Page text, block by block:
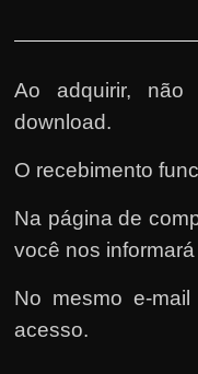
Ao adquirir,
download.
O recebimento
Na página de
você nos
No mesmo e-
acesso.